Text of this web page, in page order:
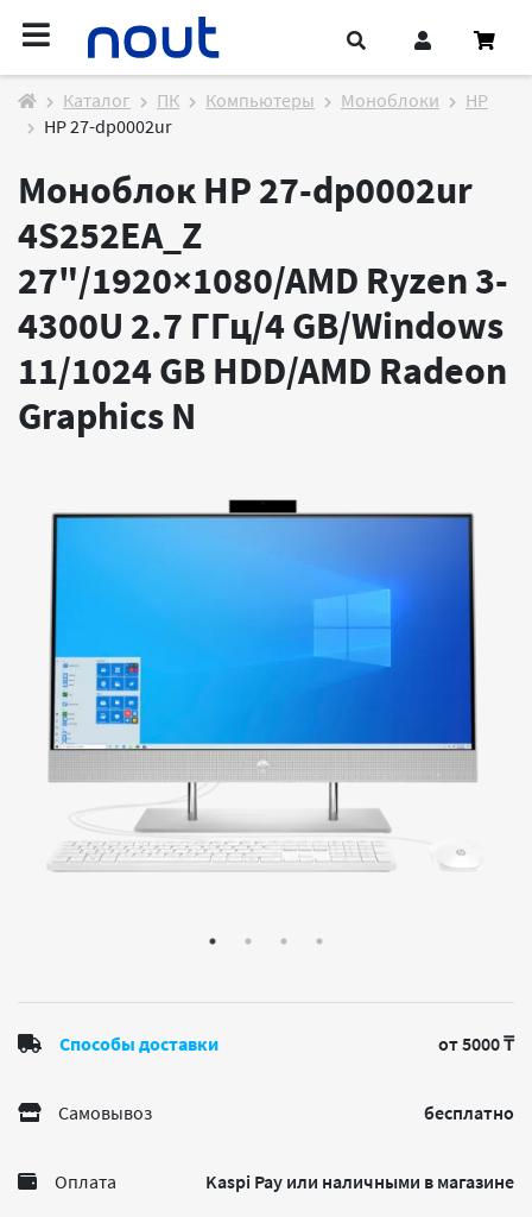
Каталог ПК Компьютеры Моноблоки
HP
HP 27-dp0002ur
Моноблок HP 27-dp0002ur
4S252EA_Z
27"/1920×1080/AMD Ryzen 3-
4300U 2.7 ГГц/4 GB/Windows
11/1024 GB HDD/AMD Radeon
Graphics N
Способы доставки от 5000 ₸
Самовывоз бесплатно
Оплата Kaspi Pay или наличными в магазине